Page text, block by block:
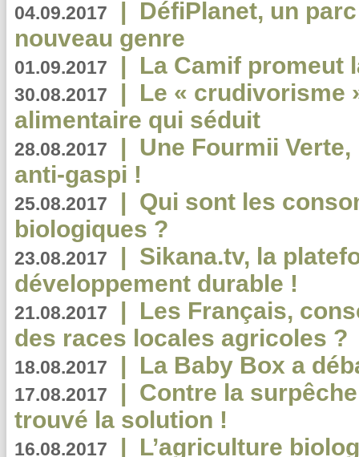
04.09.2017 | DéfiPlanet, un
nouveau genre
01.09.2017 | La Camif promeut
30.08.2017 | Le « crudivorisme
alimentaire qui séduit
28.08.2017 | Une Fourmii
anti-gaspi !
25.08.2017 | Qui sont les
biologiques ?
23.08.2017 | Sikana.tv, la
développement durable !
21.08.2017 | Les Français,
des races locales agricoles ?
18.08.2017 | La Baby Box a
17.08.2017 | Contre la
trouvé la solution !
16.08.2017 | L’agriculture